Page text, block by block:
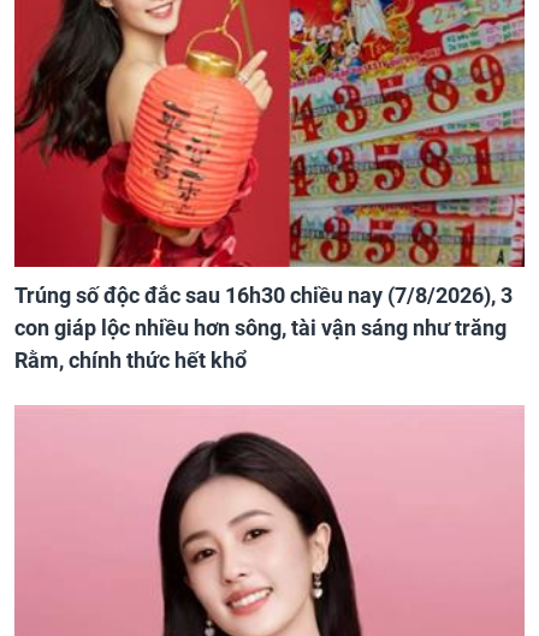
Trúng số độc đắc sau 16h30 chiều nay (7/8/2026), 3
con giáp lộc nhiều hơn sông, tài vận sáng như trăng
Rằm, chính thức hết khổ